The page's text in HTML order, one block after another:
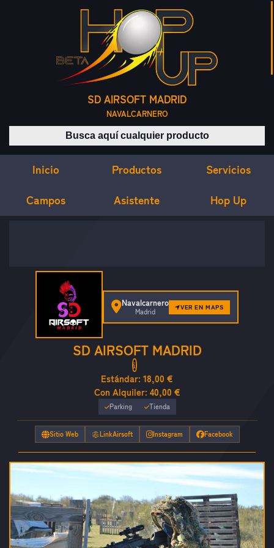
SD AIRSOFT MADRID
NAVALCARNERO
Buscar productos
Inicio Productos Servicios
Campos Asistente Hop Up
SD AIRSOFT MADRID
Estándar: 18,00 €
Con Alquiler: 40,00 €
Parking Tienda
Sitio Web LinkAirsoft Instagram Facebook
Navalcarnero
Madrid
VER EN MAPS